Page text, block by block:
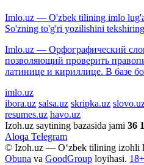
Imlo.uz — O'zbek tilining imlo
So'zning to'g'ri yozilishini
Imlo.uz — Орфографический
позволяющий проверить
латинице и кириллице. В базе
imlo.uz
ibora.uz salsa.uz skripka.uz
resumes.uz havo.uz
Izoh.uz saytining bazasida jami 36
Aloqa Telegram
© Izoh.uz — O‘zbek tilining izohli
Obuna va GoodGroup loyihasi. 18+